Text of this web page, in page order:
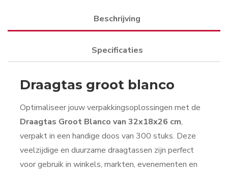
Beschrijving
Specificaties
Draagtas groot blanco
Optimaliseer jouw verpakkingsoplossingen met de
Draagtas Groot Blanco van 32x18x26 cm,
verpakt in een handige doos van 300 stuks. Deze
veelzijdige en duurzame draagtassen zijn perfect
voor gebruik in winkels, markten, evenementen en